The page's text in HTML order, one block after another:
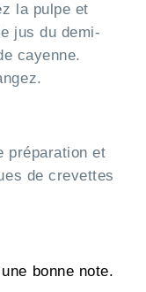
la pulpe et
jus du demi-
cayenne.
préparation et
de crevettes
bonne note.